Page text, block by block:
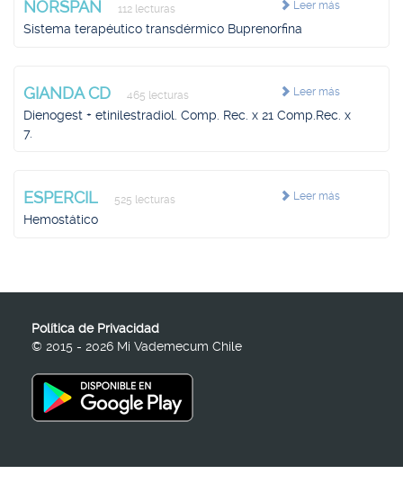
Leer más
NORSPAN 112 lecturas
Sistema terapéutico transdérmico Buprenorfina
Leer más
GIANDA CD 465 lecturas
Dienogest + etinilestradiol. Comp. Rec. x 21 Comp.Rec. x
7.
Leer más
ESPERCIL 525 lecturas
Hemostático
Política de Privacidad
© 2015 - 2026 Mi Vademecum Chile